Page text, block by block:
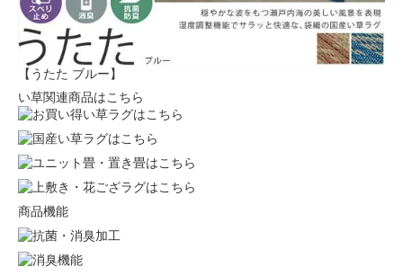
【うたた ブルー】
い草関連商品はこちら
商品機能